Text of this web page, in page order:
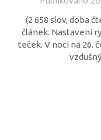
(2 658 slov, doba
článek. Nastavení
teček. V noci na 26.